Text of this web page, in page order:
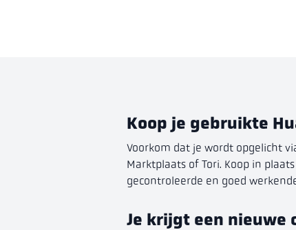
Koop je gebruikte
Voorkom dat je wordt opgelicht
Marktplaats of Tori. Koop in
gecontroleerde en goed
Je krijgt een nieuwe